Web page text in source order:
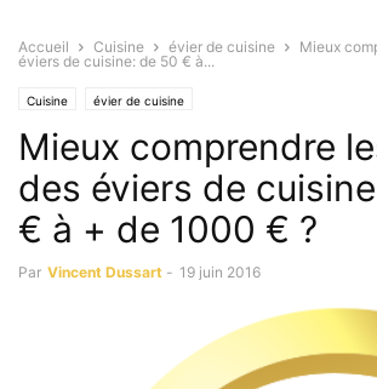
Accueil Cuisine évier de cuisine
Mieux
éviers de cuisine: de 50 € à...
Cuisine évier de cuisine
Mieux comprendre
des éviers de
€ à + de 1000 € ?
Par Vincent Dussart - 19 juin 2016